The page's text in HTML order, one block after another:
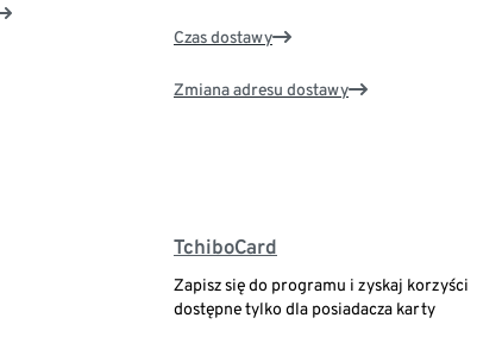
Czas dostawy
Zmiana adresu dostawy
TchiboCard
Zapisz się do programu i zyskaj korzyści
dostępne tylko dla posiadacza karty